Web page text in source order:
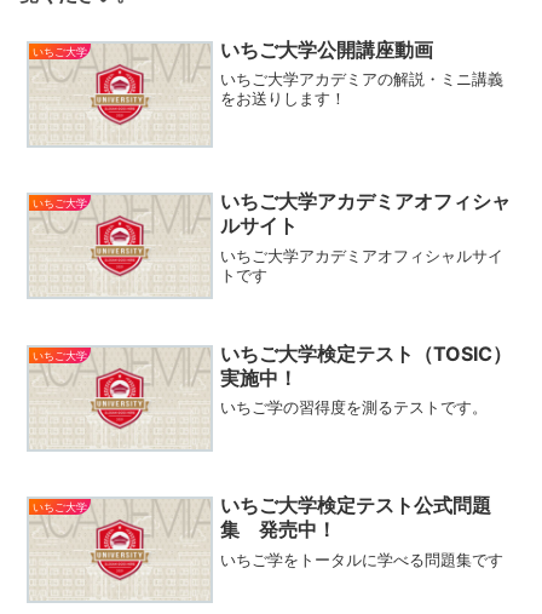
いちご大学 いちご大学公開講座動画
いちご大学アカデミアの解説・ミニ講義
をお送りします！
いちご大学
いちご大学アカデミアオフィシャ
ルサイト
いちご大学アカデミアオフィシャルサイ
トです
いちご大学
いちご大学検定テスト（TOSIC）
実施中！
いちご学の習得度を測るテストです。
いちご大学
いちご大学検定テスト公式問題
集 発売中！
いちご学をトータルに学べる問題集です